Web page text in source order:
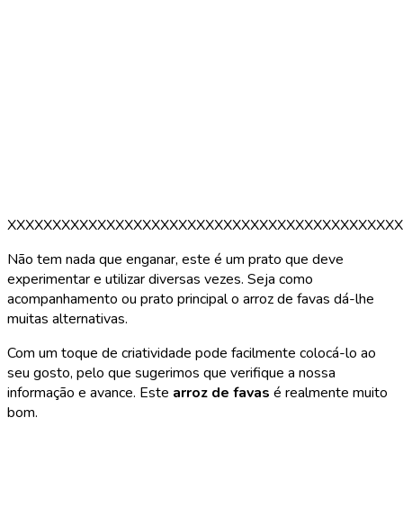
Não tem nada que enganar, este é um prato que deve
experimentar e utilizar diversas vezes. Seja como
acompanhamento ou prato principal o arroz de favas dá-lhe
muitas alternativas.
Com um toque de criatividade pode facilmente colocá-lo ao
seu gosto, pelo que sugerimos que verifique a nossa
informação e avance. Este arroz de favas é realmente muito
bom.